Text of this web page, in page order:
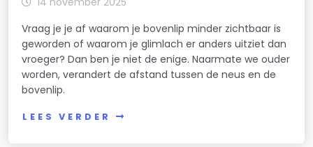
Vraag je je af waarom je bovenlip minder zichtbaar is
geworden of waarom je glimlach er anders uitziet dan
vroeger? Dan ben je niet de enige. Naarmate we ouder
worden, verandert de afstand tussen de neus en de
bovenlip.
LEES VERDER